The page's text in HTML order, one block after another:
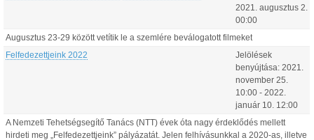
2021.
augusztus 2
00:00
Augusztus 23-29 között vetítik le a szemlére beválogatott filmeket
Felfedezettjeink 2022
Jelölések
benyújtása: 2021.
november 25
10:00 - 2022.
január 10 12:00
A Nemzeti Tehetségsegítő Tanács (NTT) évek óta nagy érdeklődés mellett
hirdeti meg „Felfedezettjeink” pályázatát. Jelen felhívásunkkal a 2020-as, illetve